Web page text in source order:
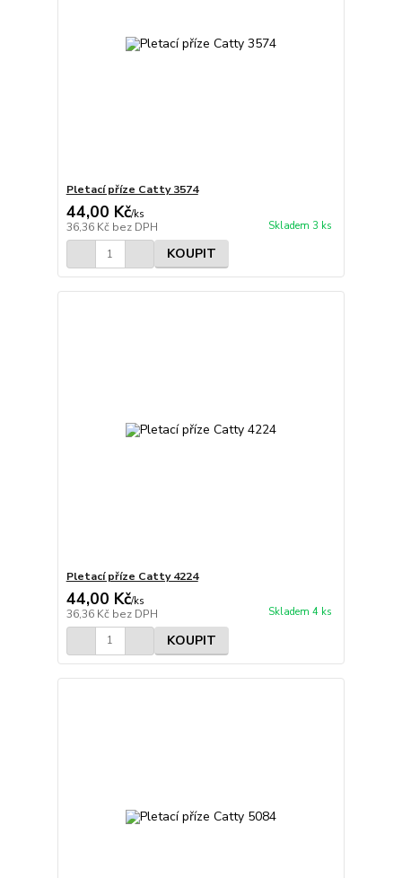
Pletací příze Catty 3574
44,00 Kč/ks
36,36 Kč bez DPH Skladem 3 ks
KOUPIT
Pletací příze Catty 4224
44,00 Kč/ks
36,36 Kč bez DPH Skladem 4 ks
KOUPIT